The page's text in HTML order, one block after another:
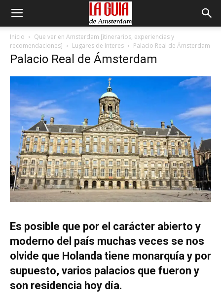
Inicio
Que ver en Amsterdam [itinerarios, experiencias y
recomendaciones]
Lugares de Interes Palacio Real de Ámsterdam
Palacio Real de Ámsterdam
Es posible que por el carácter abierto y
moderno del país muchas veces se nos
olvide que Holanda tiene monarquía y por
supuesto, varios palacios que fueron y
son residencia hoy día.